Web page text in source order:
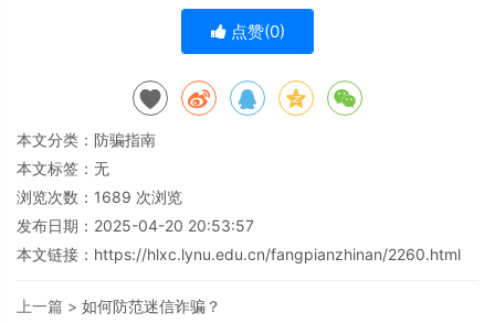
点赞(0)
本文分类： 防骗指南
本文标签：无
浏览次数： 1689 次浏览
发布日期：2025-04-20 20:53:57
本文链接： https://hlxc.lynu.edu.cn/fangpianzhinan/2260.html
上一篇 > 如何防范迷信诈骗？